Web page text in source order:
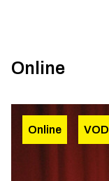
Online
Online VOD